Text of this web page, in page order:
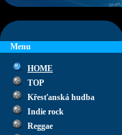
Menu
HOME
TOP
Křesťanská hudba
Indie rock
Reggae